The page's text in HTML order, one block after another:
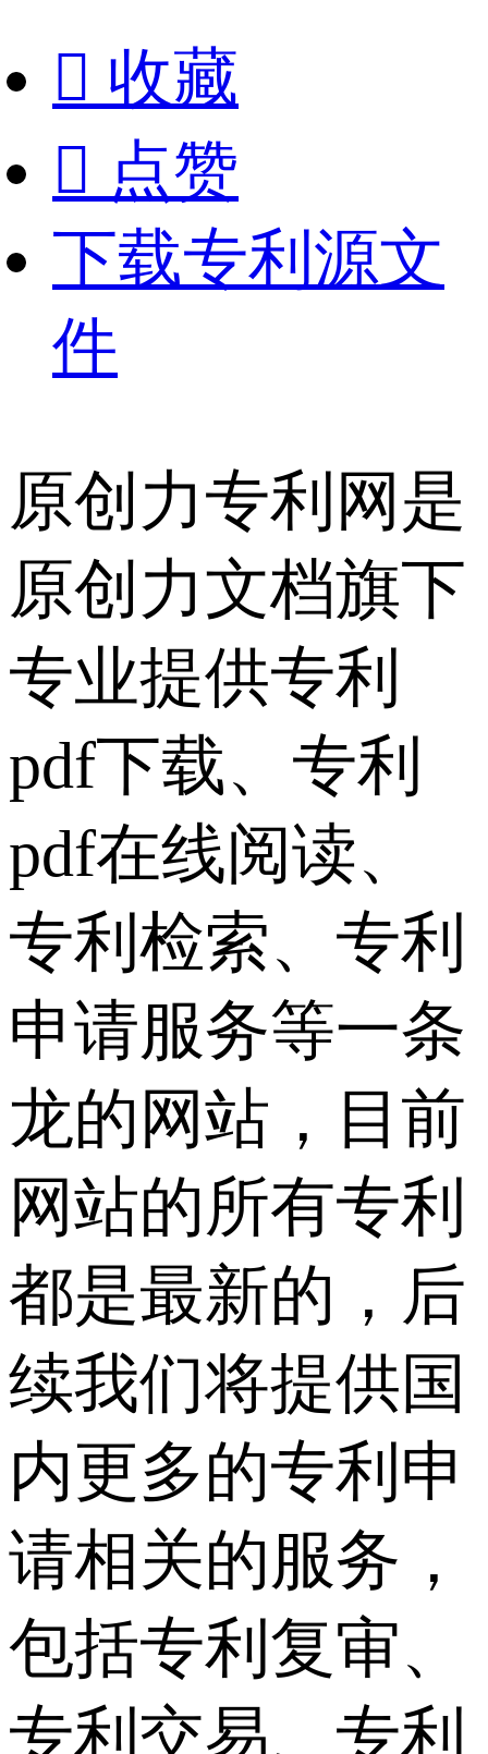
 收藏
 点赞
下载专利源文
件
原创力专利网是
原创力文档旗下
专业提供专利
pdf下载、专利
pdf在线阅读、
专利检索、专利
申请服务等一条
龙的网站，目前
网站的所有专利
都是最新的，后
续我们将提供国
内更多的专利申
请相关的服务，
包括专利复审、
专利交易、专利